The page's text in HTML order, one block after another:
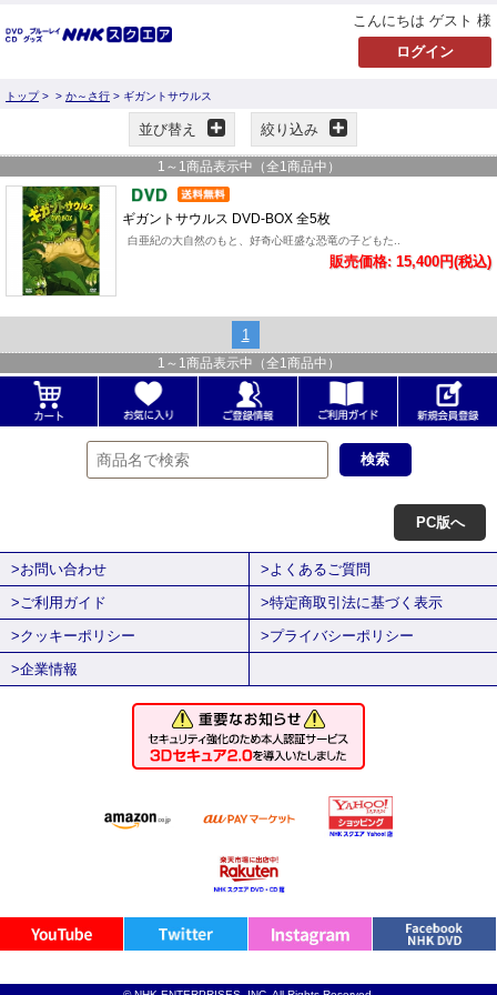
こんにちは ゲスト 様
トップ> > か～さ行 > ギガントサウルス
並び替え 絞り込み
1 ～ 1 商品表示中（全1 商品中）
ギガントサウルス DVD-BOX 全5枚
白亜紀の大自然のもと、好奇心旺盛な恐竜の子どもた..
販売価格: 15,400円(税込)
1
1 ～ 1 商品表示中（全1 商品中）
PC版へ
>お問い合わせ
>よくあるご質問
>ご利用ガイド
>特定商取引法に基づく表示
>クッキーポリシー
>プライバシーポリシー
>企業情報